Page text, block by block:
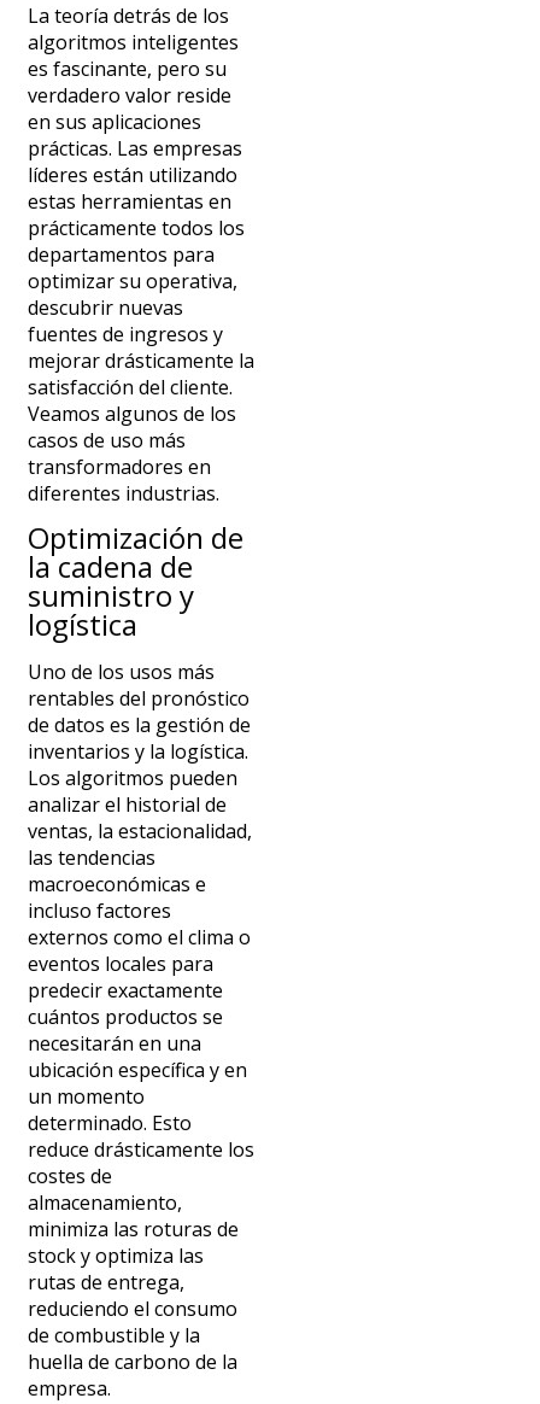
La teoría detrás de los
algoritmos inteligentes
es fascinante, pero su
verdadero valor reside
en sus aplicaciones
prácticas. Las empresas
líderes están utilizando
estas herramientas en
prácticamente todos los
departamentos para
optimizar su operativa,
descubrir nuevas
fuentes de ingresos y
mejorar drásticamente la
satisfacción del cliente.
Veamos algunos de los
casos de uso más
transformadores en
diferentes industrias.
Optimización de
la cadena de
suministro y
logística
Uno de los usos más
rentables del pronóstico
de datos es la gestión de
inventarios y la logística.
Los algoritmos pueden
analizar el historial de
ventas, la estacionalidad,
las tendencias
macroeconómicas e
incluso factores
externos como el clima o
eventos locales para
predecir exactamente
cuántos productos se
necesitarán en una
ubicación específica y en
un momento
determinado. Esto
reduce drásticamente los
costes de
almacenamiento,
minimiza las roturas de
stock y optimiza las
rutas de entrega,
reduciendo el consumo
de combustible y la
huella de carbono de la
empresa.